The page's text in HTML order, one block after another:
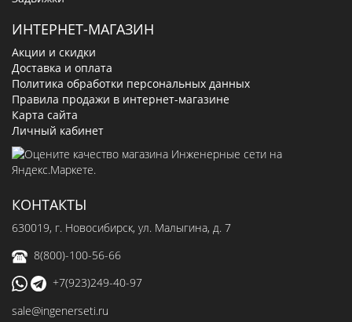
ИНТЕРНЕТ-МАГАЗИН
Акции и скидки
Доставка и оплата
Политика обработки персональных данных
Правила продажи в интернет-магазине
Карта сайта
Личный кабинет
КОНТАКТЫ
630019, г. Новосибирск, ул. Малыгина, д. 7
8(800)-100-56-66
+7(923)249-40-97
sale@ingenerseti.ru